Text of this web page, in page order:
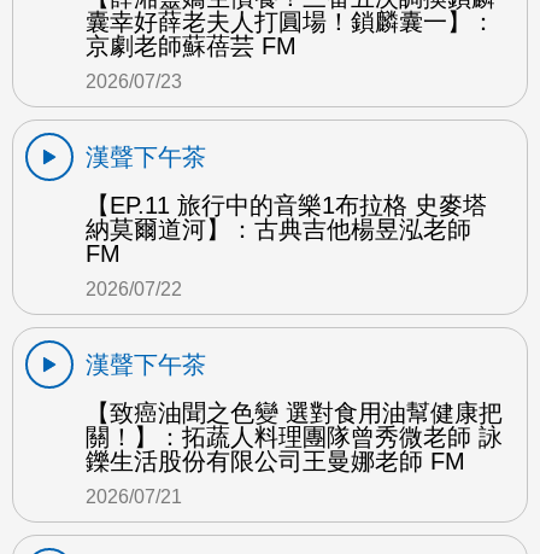
囊幸好薛老夫人打圓場！鎖麟囊一】：
京劇老師蘇蓓芸 FM
2026/07/23
漢聲下午茶
【EP.11 旅行中的音樂1布拉格 史麥塔
納莫爾道河】：古典吉他楊昱泓老師
FM
2026/07/22
漢聲下午茶
【致癌油聞之色變 選對食用油幫健康把
關！】：拓蔬人料理團隊曾秀微老師 詠
鑠生活股份有限公司王曼娜老師 FM
2026/07/21